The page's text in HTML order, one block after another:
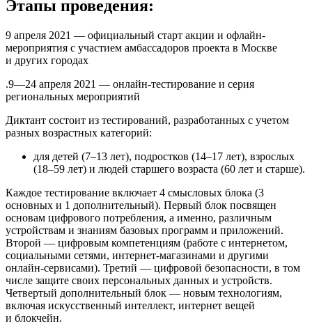
Этапы проведения:
9 апреля 2021 — официальный старт акции и офлайн-
мероприятия с участием амбассадоров проекта в Москве
и других городах
.9—24 апреля 2021 — онлайн-тестирование и серия
региональных мероприятий
Диктант состоит из тестирований, разработанных с учетом
разных возрастных категорий:
для детей (7–13 лет), подростков (14–17 лет), взрослых
(18–59 лет) и людей старшего возраста (60 лет и старше).
Каждое тестирование включает 4 смысловых блока (3
основных и 1 дополнительный). Первый блок посвящен
основам цифрового потребления, а именно, различным
устройствам и знаниям базовых программ и приложений.
Второй — цифровым компетенциям (работе с интернетом,
социальными сетями, интернет-магазинами и другими
онлайн-сервисами). Третий — цифровой безопасности, в том
числе защите своих персональных данных и устройств.
Четвертый дополнительный блок — новым технологиям,
включая искусственный интеллект, интернет вещей
и блокчейн.